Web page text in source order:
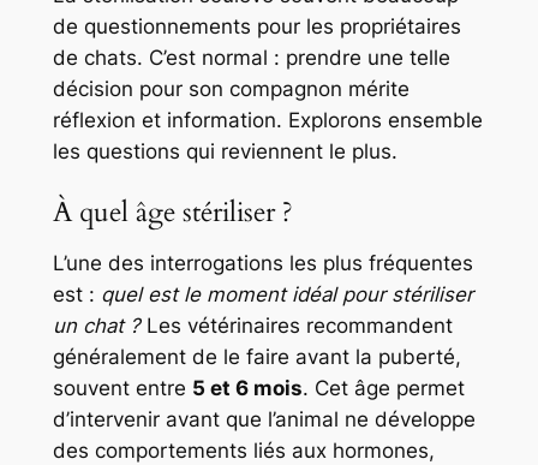
de questionnements pour les propriétaires
de chats. C’est normal : prendre une telle
décision pour son compagnon mérite
réflexion et information. Explorons ensemble
les questions qui reviennent le plus.
À quel âge stériliser ?
L’une des interrogations les plus fréquentes
est : quel est le moment idéal pour stériliser
un chat ?Les vétérinaires recommandent
généralement de le faire avant la puberté,
souvent entre 5 et 6 mois. Cet âge permet
d’intervenir avant que l’animal ne développe
des comportements liés aux hormones,